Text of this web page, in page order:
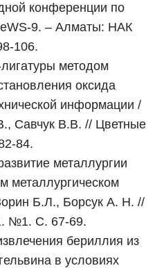
конференции по
9. – Алматы: НАК
106.
методом
оксида
информации /
Савчук В.В. // Цветные
84.
металлургии
металлургическом
Б.Л., Борсук А. Н. //
№1. С. 67-69.
бериллия из
в условиях